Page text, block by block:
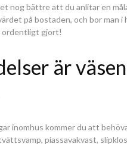
nog bättre att du anlitar en
på bostaden, och bor man
ordentligt gjort!
är
inomhus kommer du att
piassavakvast,